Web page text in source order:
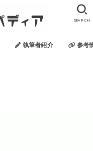
執筆者紹介 参考
SEARCH